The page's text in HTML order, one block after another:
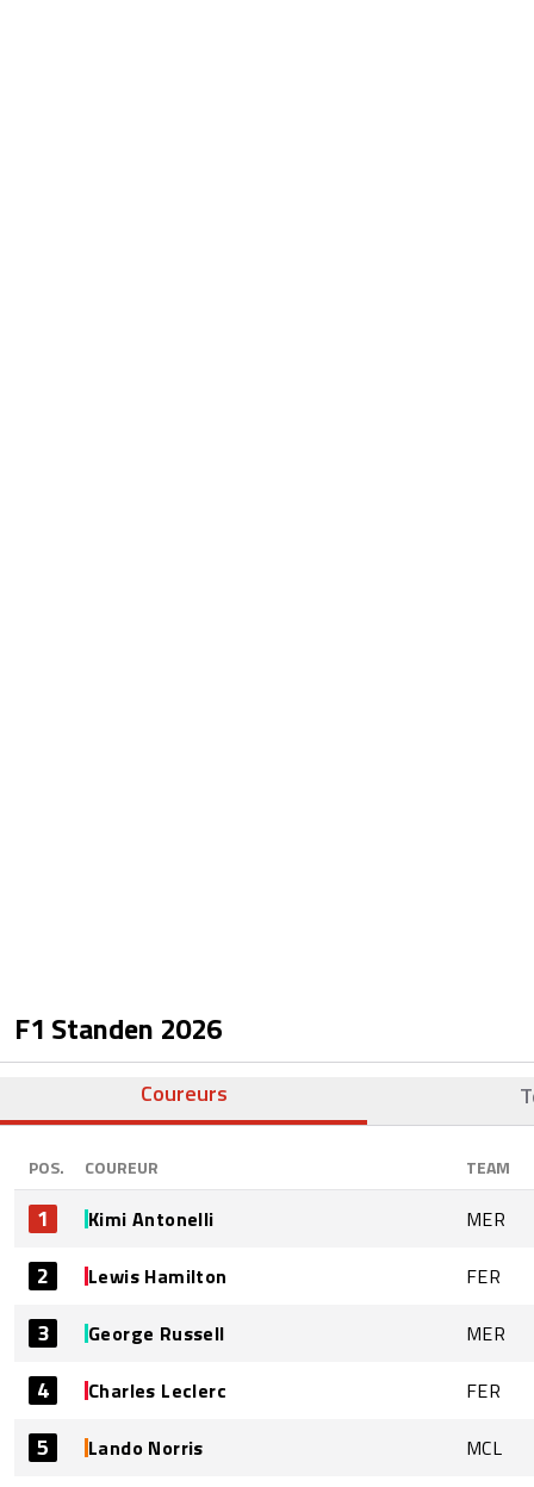
F1 Standen 2026
Coureurs
POS. COUREUR TEAM
1 Kimi Antonelli MER
2 Lewis Hamilton FER
3 George Russell MER
4 Charles Leclerc FER
5 Lando Norris MCL